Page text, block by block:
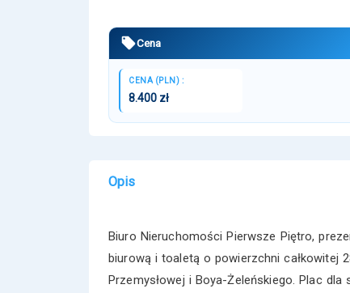
Cena
CENA (PLN) :
8.400 zł
Opis
Biuro Nieruchomości Pierwsze Piętro,
biurową i toaletą o powierzchni całkowitej
Przemysłowej i Boya-Żeleńskiego. Plac